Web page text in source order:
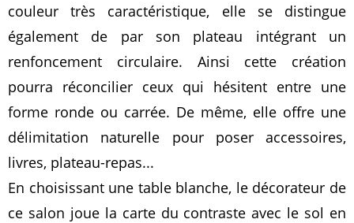
couleur très caractéristique, elle se distingue
également de par son plateau intégrant un
renfoncement circulaire. Ainsi cette création
pourra réconcilier ceux qui hésitent entre une
forme ronde ou carrée. De même, elle offre une
délimitation naturelle pour poser accessoires,
livres, plateau-repas...
En choisissant une table blanche, le décorateur de
ce salon joue la carte du contraste avec le sol en